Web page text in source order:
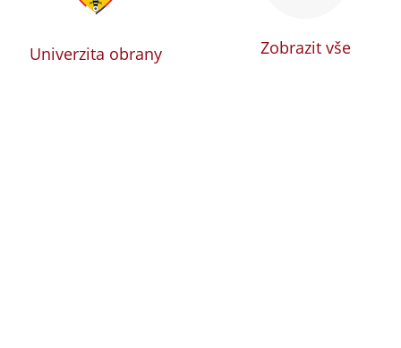
Univerzita obrany Zobrazit vše